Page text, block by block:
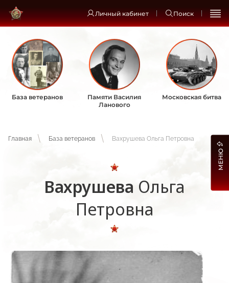
Личный кабинет Поиск
База ветеранов
Памяти Василия
Ланового
Московская битва
Главная База ветеранов Вахрушева Ольга Петровна
Вахрушева Ольга
Петровна
МЕНЮ